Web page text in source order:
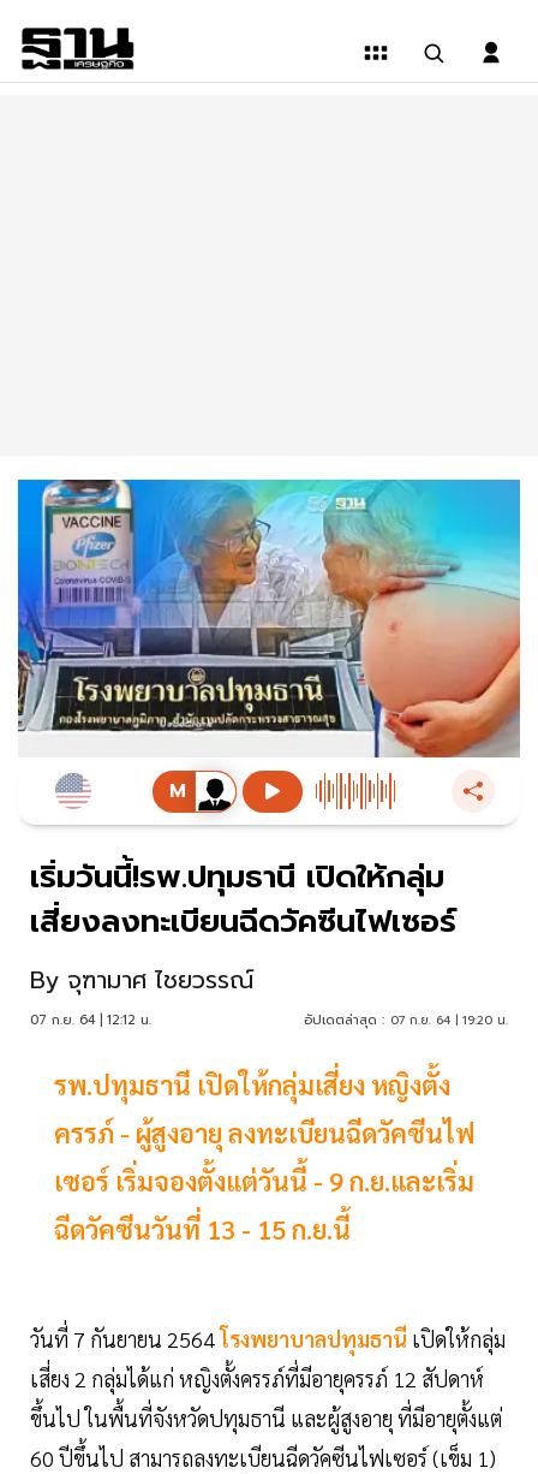
เริ่มวันนี้!รพ.ปทุมธานี เปิดให้กลุ่ม
เสี่ยงลงทะเบียนฉีดวัคซีนไฟเซอร์
By จุฑามาศ ไชยวรรณ์
07 ก.ย. 64 | 12:12 น. อัปเดตล่าสุด : 07 ก.ย. 64 | 19:20 น.
รพ.ปทุมธานี เปิดให้กลุ่มเสี่ยง หญิงตั้ง
ครรภ์ - ผู้สูงอายุ ลงทะเบียนฉีดวัคซีนไฟ
เซอร์ เริ่มจองตั้งแต่วันนี้ - 9 ก.ย.และเริ่ม
ฉีดวัคซีนวันที่ 13 - 15 ก.ย.นี้
วันที่ 7 กันยายน 2564โรงพยาบาลปทุมธานี เปิดให้กลุ่ม
เสี่ยง 2 กลุ่มได้แก่ หญิงตั้งครรภ์ที่มีอายุครรภ์ 12 สัปดาห์
ขึ้นไป ในพื้นที่จังหวัดปทุมธานี และผู้สูงอายุ ที่มีอายุตั้งแต่
60 ปีขึ้นไป สามารถลงทะเบียนฉีดวัคซีนไฟเซอร์ (เข็ม 1)